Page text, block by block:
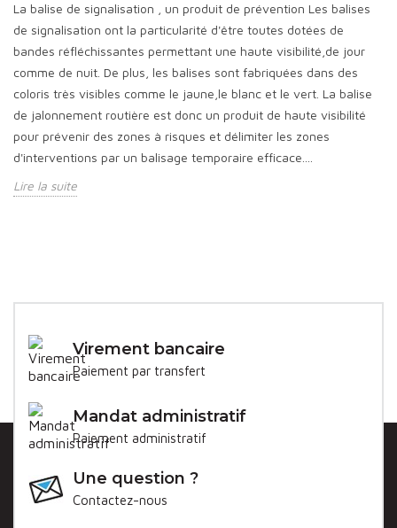
La balise de signalisation , un produit de prévention Les balises
de signalisation ont la particularité d'être toutes dotées de
bandes réfléchissantes permettant une haute visibilité,de jour
comme de nuit. De plus, les balises sont fabriquées dans des
coloris très visibles comme le jaune,le blanc et le vert. La balise
de jalonnement routière est donc un produit de haute visibilité
pour prévenir des zones à risques et délimiter les zones
d'interventions par un balisage temporaire efficace....
Lire la suite
Virement bancaire
Paiement par transfert
Mandat administratif
Paiement administratif
Une question ?
Contactez-nous